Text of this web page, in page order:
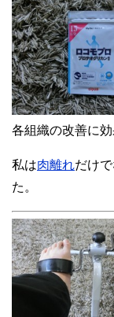
各組織の改善に
私は肉離れだけで
た。